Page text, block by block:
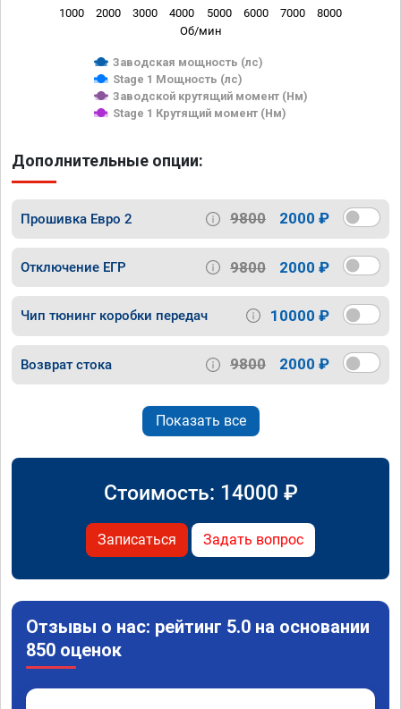
Об/мин
Заводская мощность (лс)
Stage 1 Мощность (лс)
Заводской крутящий момент (Нм)
Stage 1 Крутящий момент (Нм)
1000 2000 3000 4000 5000 6000 7000 8000
Дополнительные опции:
Прошивка Евро 2 9800 2000 ₽
Отключение ЕГР 9800 2000 ₽
Чип тюнинг коробки передач 10000 ₽
Возврат стока 9800 2000 ₽
Показать все
Стоимость: 14000 ₽
Записаться Задать вопрос
Отзывы о нас: рейтинг 5.0 на основании
850 оценок